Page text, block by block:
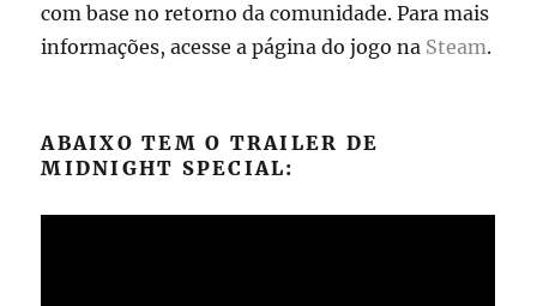
com base no retorno da comunidade. Para mais
informações, acesse a página do jogo na Steam.
ABAIXO TEM O TRAILER DE
MIDNIGHT SPECIAL: